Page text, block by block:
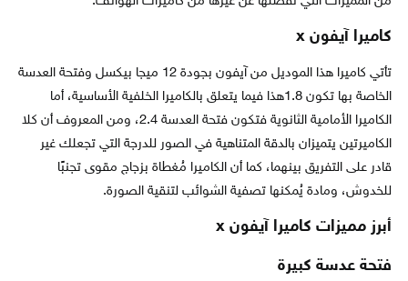
كاميرا آيفون x
تأتي كاميرا هذا الموديل من آيفون بجودة 12 ميجا بيكسل وفتحة العدسة
الخاصة بها تكون 1.8هذا فيما يتعلق بالكاميرا الخلفية الأساسية، أما
الكاميرا الأمامية الثانوية فتكون فتحة العدسة 2.4، ومن المعروف أن كلا
الكاميرتين يتميزان بالدقة المتناهية في الصور للدرجة التي تجعلك غير
قادر على التفريق بينهما، كما أن الكاميرا مُغطاة بزجاج مقوى تجنبًا
للخدوش، ومادة يُمكنها تصفية الشوائب لتنقية الصورة.
أبرز مميزات كاميرا آيفون x
فتحة عدسة كبيرة